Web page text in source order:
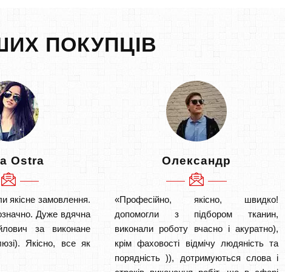
ПОКУПЦІВ
Ostra
якісне замовлення.
Дуже вдячна
за виконане
Якісно, все як
Олександр
«Професійно, якісно, швидко!
допомогли з підбором тканин,
виконали роботу вчасно і акуратно),
крім фаховості відмічу людяність та
порядність )), дотримуються слова і